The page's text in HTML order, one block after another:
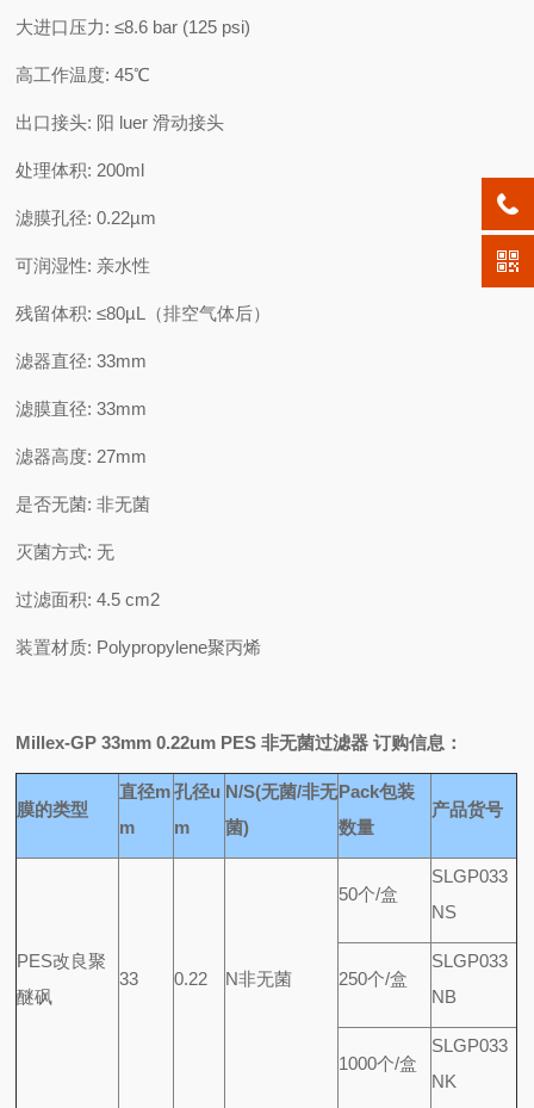
大进口压力: ≤8.6 bar (125 psi)
高工作温度: 45℃
出口接头: 阳 luer 滑动接头
处理体积: 200ml
滤膜孔径: 0.22µm
可润湿性: 亲水性
残留体积: ≤80µL（排空气体后）
滤器直径: 33mm
滤膜直径: 33mm
滤器高度: 27mm
是否无菌: 非无菌
灭菌方式: 无
过滤面积: 4.5 cm2
装置材质: Polypropylene聚丙烯
Millex-GP 33mm 0.22um PES非无菌过滤器 订购信息：
膜的类型
直径m
m
孔径u
m
N/S(无菌/非无
菌)
Pack包装
数量
产品货号
PES改良聚
醚砜
33 0.22 N非无菌
50个/盒
SLGP033
NS
250个/盒
SLGP033
NB
1000个/盒
SLGP033
NK